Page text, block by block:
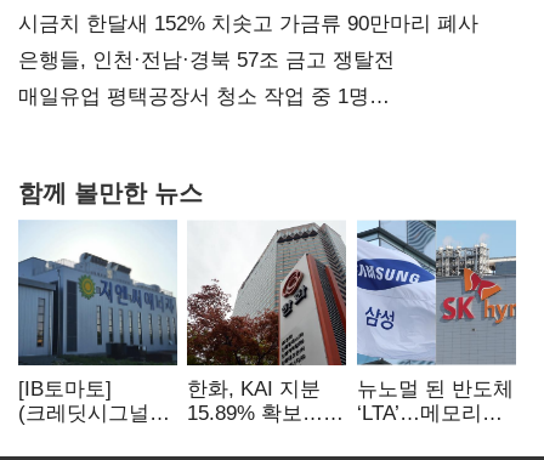
공급
시금치 한달새 152% 치솟고 가금류 90만마리 폐사
은행들, 인천·전남·경북 57조 금고 쟁탈전
매일유업 평택공장서 청소 작업 중 1명
함께 볼만한 뉴스
[IB토마토]
(크레딧시그널)
한화, KAI 지분
15.89% 확보…
뉴노멀 된 반도체
‘LTA’…메모리